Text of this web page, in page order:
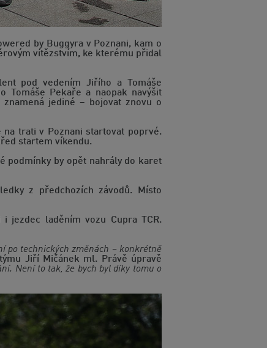
by Buggyra v Poznani, kam o
vítězstvím, ke kterému přidal
pod vedením Jiřího a Tomáše
Tomáše Pekaře a naopak navýšit
jediné – bojovat znovu o
trati v Poznani startovat poprvé.
startem víkendu.
podmínky by opět nahrály do karet
z předchozích závodů. Místo
jezdec laděním vozu Cupra TCR.
po technických změnách – konkrétně
Jiří Mičánek ml. Právě úpravě
Není to tak, že bych byl díky tomu o